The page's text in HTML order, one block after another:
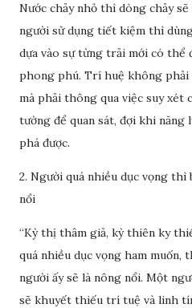
Nước chảy nhỏ thì dòng chảy
người sử dụng tiết kiệm thì
dựa vào sự từng trải mới có thể
phong phú. Trí huệ không phải
mà phải thông qua việc suy xét
tường để quan sát, đợi khi năng
phá được.
2. Người quá nhiều dục vọng
nổi
“Kỳ thị thâm giả, kỳ thiên ky
quá nhiều dục vọng ham muốn,
người ấy sẽ là nông nổi. Một
sẽ khuyết thiếu trí tuệ và linh